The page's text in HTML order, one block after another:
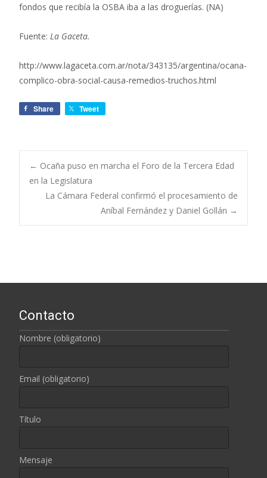
fondos que recibía la OSBA iba a las droguerías. (NA)
Fuente: La Gaceta.
http://www.lagaceta.com.ar/nota/343135/argentina/ocana-
complico-obra-social-causa-remedios-truchos.html
Share Tweet
Navegación de
entradas
← Ocaña puso en marcha el Foro de la Tercera Edad
en la Legislatura
La Cámara Federal confirmó el procesamiento de
Aníbal Fernández y Daniel Gollán →
Contacto
Nombre (obligatorio)
Email (obligatorio)
Título
Mensaje